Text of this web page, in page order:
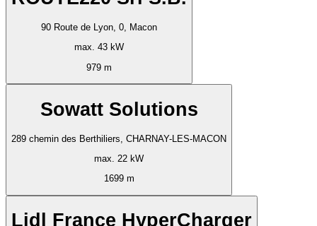
90 Route de Lyon, 0, Macon
max. 43 kW
979 m
Sowatt Solutions
289 chemin des Berthiliers, CHARNAY-LES-MACON
max. 22 kW
1699 m
Lidl France HyperCharger